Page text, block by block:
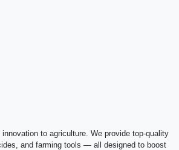
innovation to agriculture. We provide top-quality
and farming tools — all designed to boost